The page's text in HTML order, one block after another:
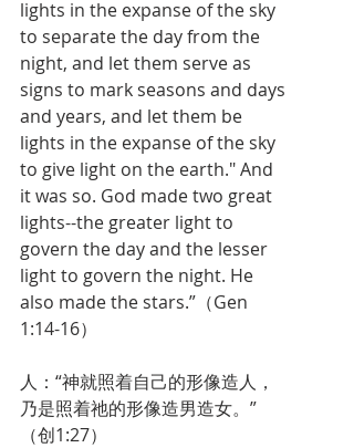
lights in the expanse of the sky
to separate the day from the
night, and let them serve as
signs to mark seasons and days
and years, and let them be
lights in the expanse of the sky
to give light on the earth." And
it was so. God made two great
lights--the greater light to
govern the day and the lesser
light to govern the night. He
also made the stars.”（Gen
1:14-16）
人：“神就照着自己的形像造人，
乃是照着祂的形像造男造女。”
（创1:27）